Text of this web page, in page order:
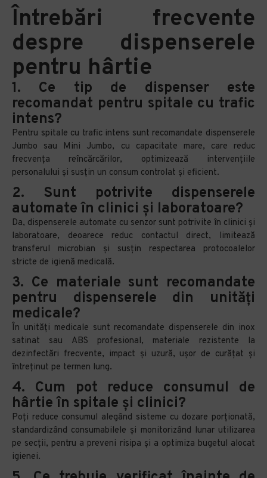
Întrebări frecvente
despre dispenserele
pentru hârtie
1. Ce tip de dispenser este
recomandat pentru spitale cu trafic
intens?
Pentru spitale cu trafic intens sunt recomandate dispenserele
Jumbo sau Mini Jumbo, cu capacitate mare, care reduc
frecvența reîncărcărilor, optimizează intervențiile
personalului și susțin un consum controlat și eficient.
2. Sunt potrivite dispenserele
automate în clinici și laboratoare?
Da, dispenserele automate cu senzor sunt potrivite în clinici și
laboratoare, deoarece reduc contactul direct, limitează
transferul microbian și susțin respectarea protocoalelor
stricte de igienă medicală.
3. Ce materiale sunt recomandate
pentru dispenserele din unități
medicale?
În unități medicale sunt recomandate dispenserele din inox
satinat sau ABS profesional, materiale rezistente la
dezinfectări frecvente, impact și uzură, ușor de curățat și
întreținut pe termen lung.
4. Cum pot reduce consumul de
hârtie în spitale și clinici?
Poți reduce consumul alegând sisteme cu dozare porționată,
standardizând consumabilele și monitorizând lunar utilizarea
pe secții, pentru a preveni risipa și a optimiza bugetul alocat
igienei.